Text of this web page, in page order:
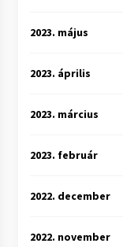
2023. május
2023. április
2023. március
2023. február
2022. december
2022. november